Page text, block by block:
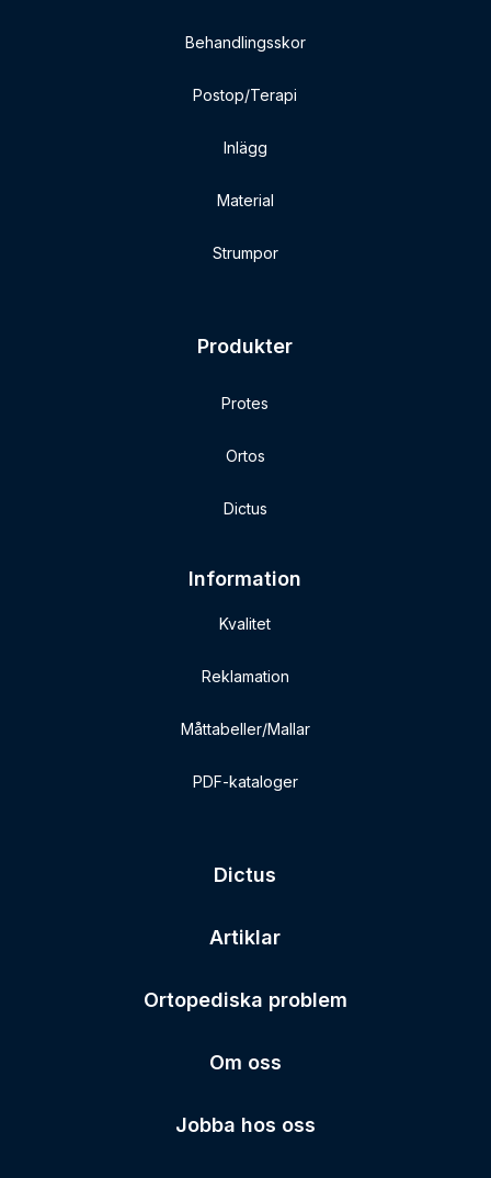
Behandlingsskor
Postop/Terapi
Inlägg
Material
Strumpor
Produkter
Protes
Ortos
Dictus
Information
Kvalitet
Reklamation
Måttabeller/Mallar
PDF-kataloger
Dictus
Artiklar
Ortopediska problem
Om oss
Jobba hos oss